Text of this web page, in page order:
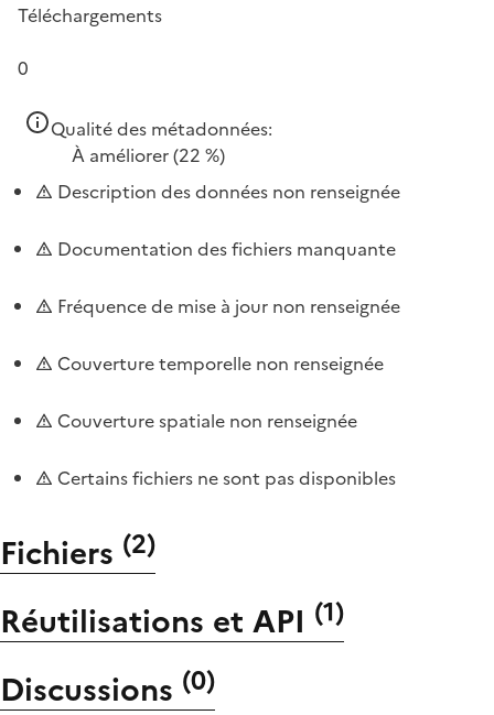
Téléchargements
0
Qualité des métadonnées:
À améliorer(22 %)
Description des données non renseignée
Documentation des fichiers manquante
Fréquence de mise à jour non renseignée
Couverture temporelle non renseignée
Couverture spatiale non renseignée
Certains fichiers ne sont pas disponibles
Fichiers (2)
Réutilisations et API (1)
Discussions (0)